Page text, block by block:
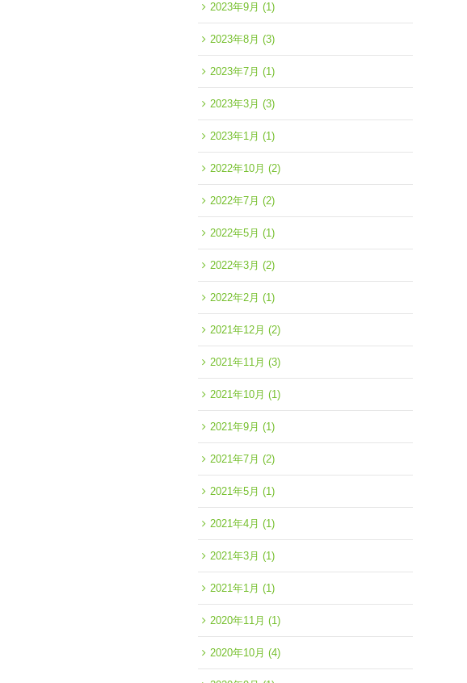
2023年9月 (1)
2023年8月 (3)
2023年7月 (1)
2023年3月 (3)
2023年1月 (1)
2022年10月 (2)
2022年7月 (2)
2022年5月 (1)
2022年3月 (2)
2022年2月 (1)
2021年12月 (2)
2021年11月 (3)
2021年10月 (1)
2021年9月 (1)
2021年7月 (2)
2021年5月 (1)
2021年4月 (1)
2021年3月 (1)
2021年1月 (1)
2020年11月 (1)
2020年10月 (4)